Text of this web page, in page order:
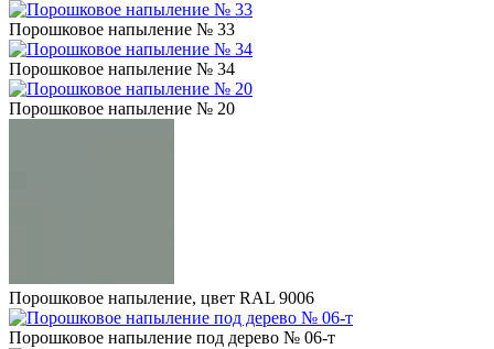
Порошковое напыление № 33
Порошковое напыление № 34
Порошковое напыление № 20
Порошковое напыление, цвет RAL 9006
Порошковое напыление под дерево № 06-т